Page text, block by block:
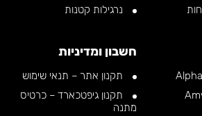
נרגילות קטנות
חשבון ומדיניות
תקנון אתר – תנאי שימוש
תקנון גיפטכארד – כרטיס
מתנה